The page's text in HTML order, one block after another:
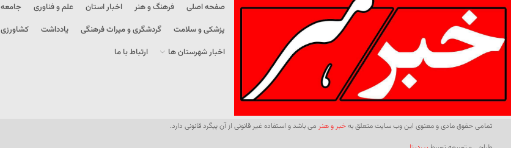
صفحه اصلی فرهنگ و هنر اخبار استان علم و فناوری
جامعه
پزشکی و سلامت
گردشگری و میراث فرهنگی یادداشت
کشاورزی
اخبار شهرستان ها
ارتباط با ما
تمامی حقوق مادی و معنوی این وب سایت متعلق بهخبر و هنر می باشد و استفاده غیر قانونی از آن پیگرد قانونی دارد.